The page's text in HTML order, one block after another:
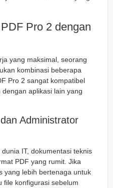
Pro 2 dengan
yang maksimal, seorang
kombinasi beberapa
Pro 2 sangat kompatibel
aplikasi lain yang
Administrator
IT, dokumentasi teknis
PDF yang rumit. Jika
yang lebih bertenaga untuk
file konfigurasi sebelum